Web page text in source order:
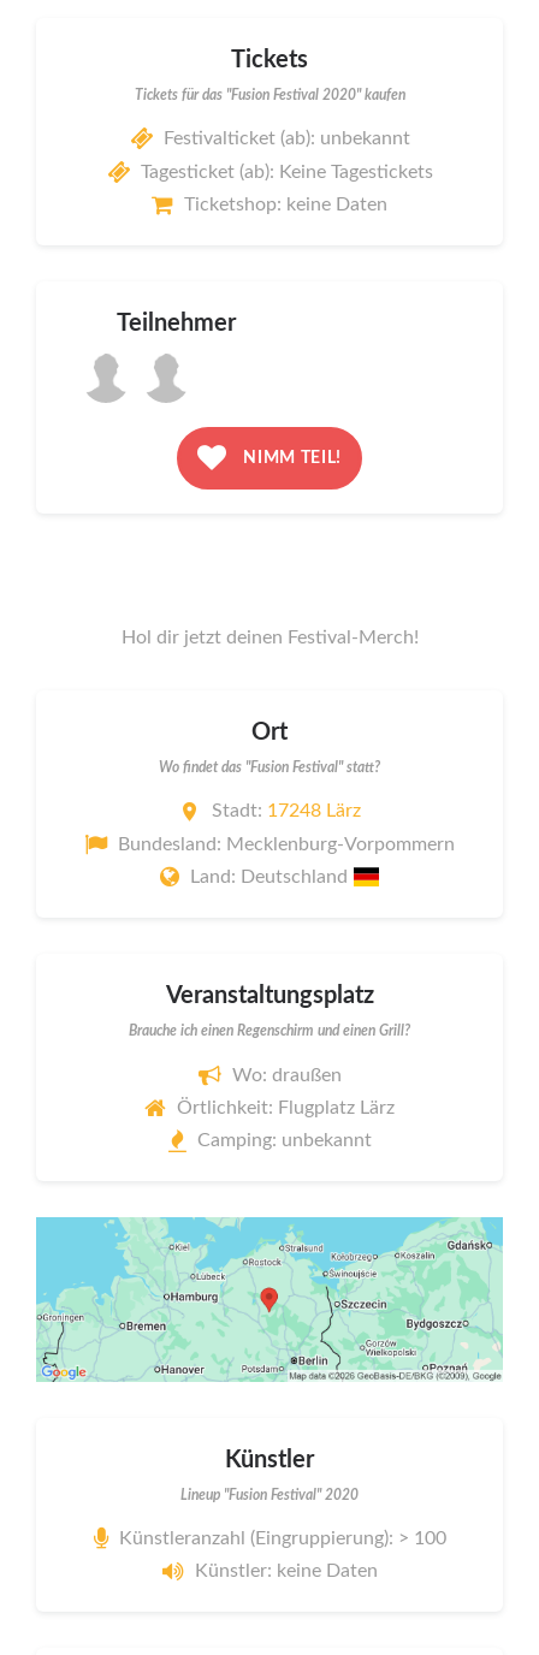
Tickets
Tickets für das "Fusion Festival 2020" kaufen
Festivalticket (ab): unbekannt
Tagesticket (ab): Keine Tagestickets
Ticketshop: keine Daten
Teilnehmer
NIMM TEIL!
Hol dir jetzt deinen Festival-Merch!
Ort
Wo findet das "Fusion Festival" statt?
Stadt: 17248 Lärz
Bundesland: Mecklenburg-Vorpommern
Land: Deutschland
Veranstaltungsplatz
Brauche ich einen Regenschirm und einen Grill?
Wo: draußen
Örtlichkeit: Flugplatz Lärz
Camping: unbekannt
Künstler
Lineup "Fusion Festival" 2020
Künstleranzahl (Eingruppierung): > 100
Künstler: keine Daten